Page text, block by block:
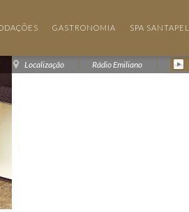
GASTRONOMIA SPA
Localização Rádio Emiliano